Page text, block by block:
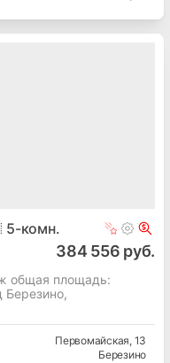
5-комн.
384 556 руб.
общая площадь:
Березино,
Первомайская, 13
Березино